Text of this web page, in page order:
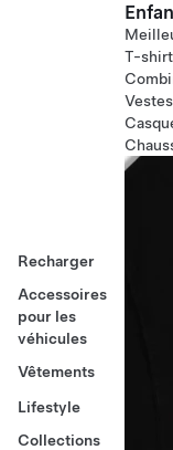
Recharger
Accessoires
pour les
véhicules
Vêtements
Lifestyle
Collections
T-
Vestes